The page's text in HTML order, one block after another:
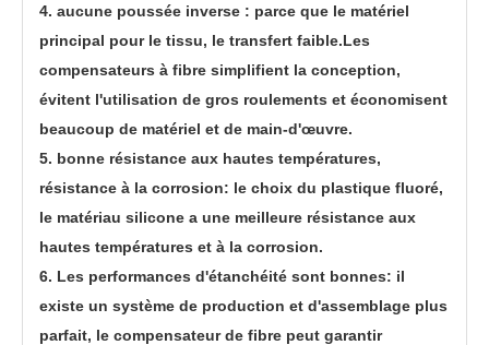
4. aucune poussée inverse : parce que le matériel
principal pour le tissu, le transfert faible.Les
compensateurs à fibre simplifient la conception,
évitent l'utilisation de gros roulements et économisent
beaucoup de matériel et de main-d'œuvre.
5. bonne résistance aux hautes températures,
résistance à la corrosion: le choix du plastique fluoré,
le matériau silicone a une meilleure résistance aux
hautes températures et à la corrosion.
6. Les performances d'étanchéité sont bonnes: il
existe un système de production et d'assemblage plus
parfait, le compensateur de fibre peut garantir